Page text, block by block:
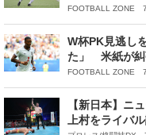
FOOTBALL ZONE
W杯PK見逃し
た」 米紙が糾
FOOTBALL ZONE
【新日本】ニ
上村をライバ